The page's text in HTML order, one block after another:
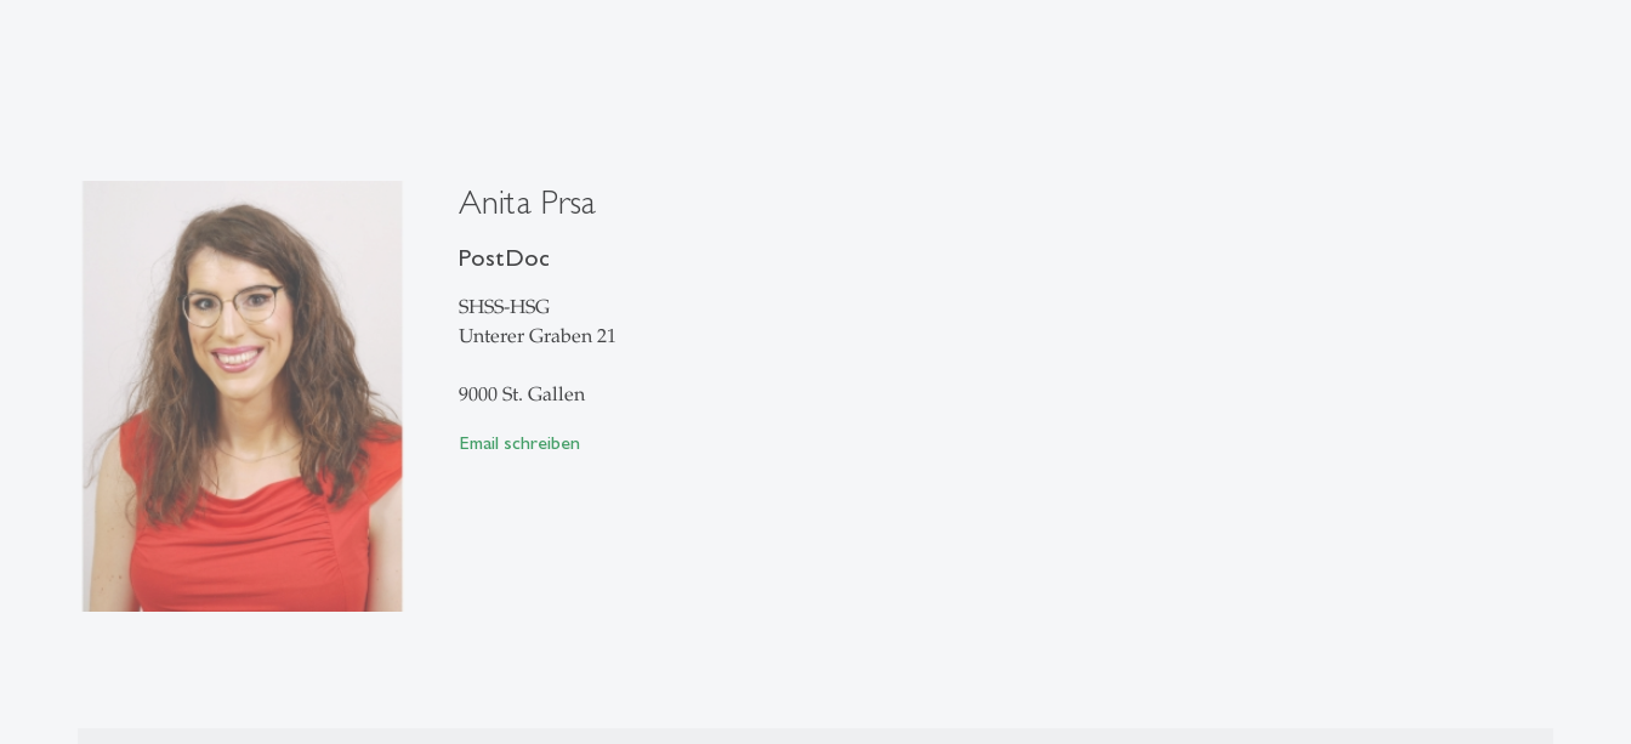
Anita Prsa
PostDoc
SHSS-HSG
Unterer Graben 21
9000 St. Gallen
Email schreiben